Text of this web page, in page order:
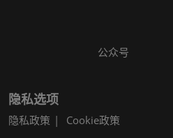
公众号
隐私选项
隐私政策 Cookie政策